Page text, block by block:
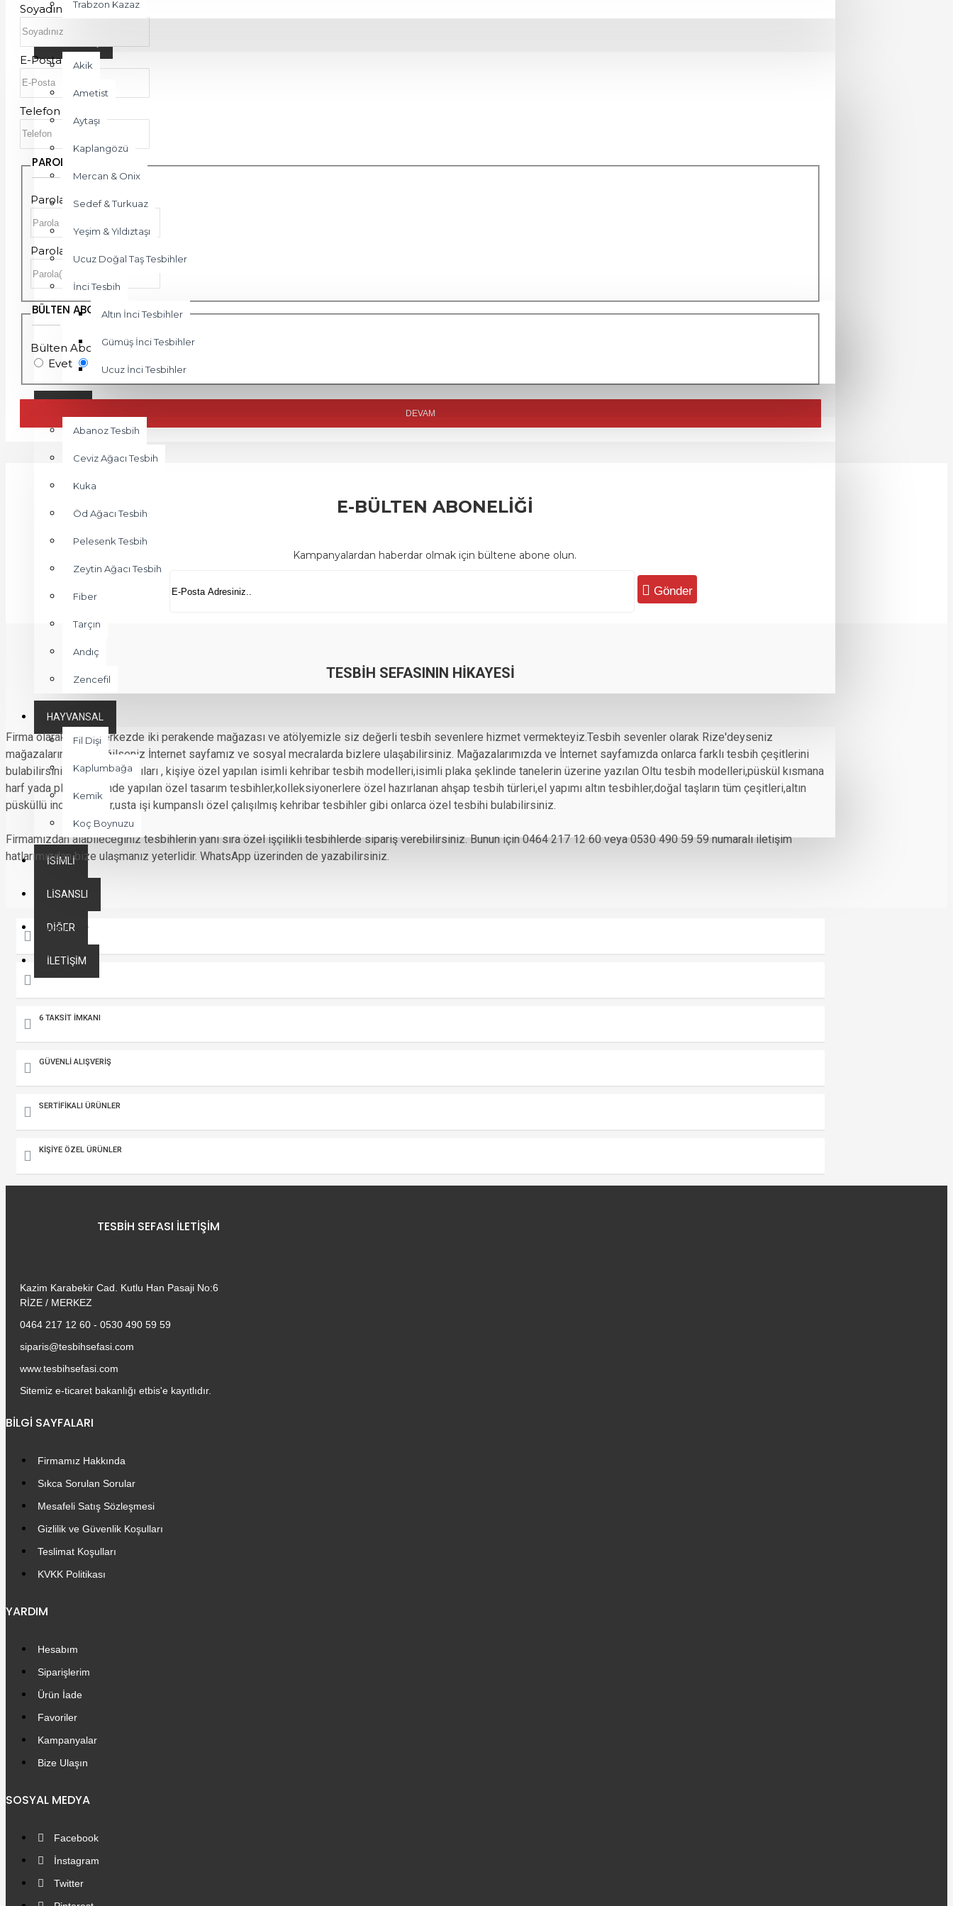
Trabzon Kazaz
Akik
Ametist
Aytaşı
Kaplangözü
Mercan & Onix
Sedef & Turkuaz
Yeşim & Yıldıztaşı
Ucuz Doğal Taş Tesbihler
İnci Tesbih
Altın İnci Tesbihler
Gümüş İnci Tesbihler
Ucuz İnci Tesbihler
Abanoz Tesbih
Ceviz Ağacı Tesbih
Kuka
Öd Ağacı Tesbih
Pelesenk Tesbih
Zeytin Ağacı Tesbih
Fiber
Tarçın
Andıç
Zencefil
HAYVANSAL
Fil Dişi
Kaplumbağa
Kemik
Koç Boynuzu
İSIMLI
LISANSLI
DIĞER
İLETIŞIM
Soyadınız
E-Posta
Telefon
PAROLANIZ
Parola
Parola(Tekrar)
BÜLTEN ABONELIĞI
Bülten Aboneliği
Evet
DEVAM
E-BÜLTEN ABONELİĞİ
Kampanyalardan haberdar olmak için bültene abone olun.
Gönder
TESBIH SEFASININ HIKAYESI
Firma olarak Rize merkezde iki perakende mağazası ve atölyemizle siz değerli tesbih sevenlere hizmet vermekteyiz.Tesbih sevenler olarak Rize'deyseniz
mağazalarımızda değilseniz İnternet sayfamız ve sosyal mecralarda bizlere ulaşabilirsiniz. Mağazalarımızda ve İnternet sayfamızda onlarca farklı tesbih çeşitlerini
bulabilirsiniz bunlardan bazıları , kişiye özel yapılan isimli kehribar tesbih modelleri,isimli plaka şeklinde tanelerin üzerine yazılan Oltu tesbih modelleri,püskül kısmana
harf yada plaka şeklinde yapılan özel tasarım tesbihler,kolleksiyonerlere özel hazırlanan ahşap tesbih türleri,el yapımı altın tesbihler,doğal taşların tüm çeşitleri,altın
püsküllü inci tesbihler,usta işi kumpanslı özel çalışılmış kehribar tesbihler gibi onlarca özel tesbihi bulabilirsiniz.
Firmamızdan alabileceğiniz tesbihlerin yanı sıra özel işçilikli tesbihlerde sipariş verebilirsiniz. Bunun için 0464 217 12 60 veya 0530 490 59 59 numaralı iletişim
hatlarımızdan bize ulaşmanız yeterlidir. WhatsApp üzerinden de yazabilirsiniz.
HAVALE - EFT
6 TAKSİT İMKANI
GÜVENLİ ALIŞVERİŞ
SERTİFİKALI ÜRÜNLER
KİŞİYE ÖZEL ÜRÜNLER
TESBIH SEFASI İLETIŞIM
Kazim Karabekir Cad. Kutlu Han Pasaji No:6
RİZE / MERKEZ
0464 217 12 60 - 0530 490 59 59
siparis@tesbihsefasi.com
www.tesbihsefasi.com
Sitemiz e-ticaret bakanlığı etbis'e kayıtlıdır.
BİLGİ SAYFALARI
Firmamız Hakkında
Sıkca Sorulan Sorular
Mesafeli Satış Sözleşmesi
Gizlilik ve Güvenlik Koşulları
Teslimat Koşulları
KVKK Politikası
YARDIM
Hesabım
Siparişlerim
Ürün İade
Favoriler
Kampanyalar
Bize Ulaşın
SOSYAL MEDYA
Facebook
İnstagram
Twitter